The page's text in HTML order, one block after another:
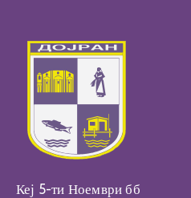
Кеј 5-ти Ноември бб